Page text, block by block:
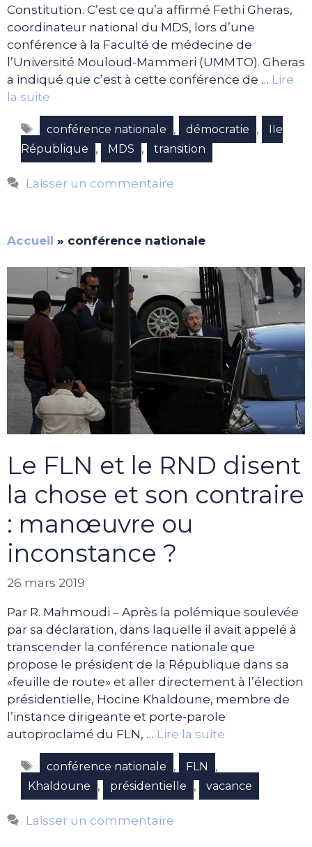
Constitution. C’est ce qu’a affirmé Fethi Gheras,
coordinateur national du MDS, lors d’une
conférence à la Faculté de médecine de
l’Université Mouloud-Mammeri (UMMTO). Gheras
a indiqué que c’est à cette conférence de … Lire
la suite
Étiquettes
conférence nationale , démocratie ,
IIe
République
, MDS , transition
Laisser un commentaire
Accueil » conférence nationale
Le FLN et le RND disent
la chose et son contraire
: manœuvre ou
inconstance ?
26 mars 2019
Par R. Mahmoudi – Après la polémique soulevée
par sa déclaration, dans laquelle il avait appelé à
transcender la conférence nationale que
propose le président de la République dans sa
«feuille de route» et aller directement à l’élection
présidentielle, Hocine Khaldoune, membre de
l’instance dirigeante et porte-parole
autoproclamé du FLN, … Lire la suite
Étiquettes
conférence nationale , FLN ,
Khaldoune , présidentielle , vacance
Laisser un commentaire